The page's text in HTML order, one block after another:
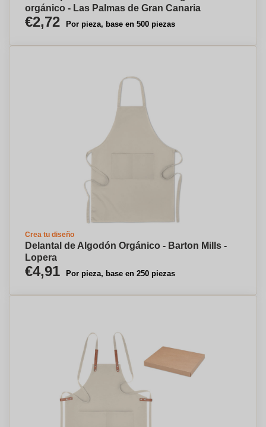
orgánico - Las Palmas de Gran Canaria
€2,72 Por pieza, base en 500 piezas
Crea tu diseño
Delantal de Algodón Orgánico - Barton Mills -
Lopera
€4,91 Por pieza, base en 250 piezas